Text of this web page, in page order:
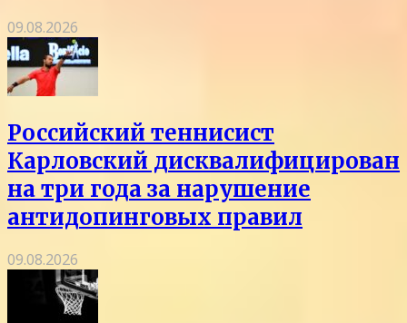
09.08.2026
Российский теннисист
Карловский дисквалифицирован
на три года за нарушение
антидопинговых правил
09.08.2026